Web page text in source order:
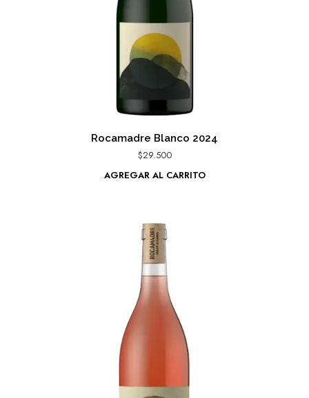
Rocamadre Blanco 2024
$29.500
AGREGAR AL CARRITO